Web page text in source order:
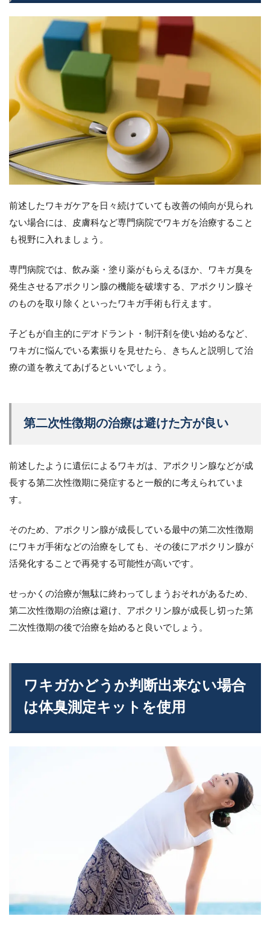
前述したワキガケアを日々続けていても改善の傾向が見られ
ない場合には、皮膚科など専門病院でワキガを治療すること
も視野に入れましょう。
専門病院では、飲み薬・塗り薬がもらえるほか、ワキガ臭を
発生させるアポクリン腺の機能を破壊する、アポクリン腺そ
のものを取り除くといったワキガ手術も行えます。
子どもが自主的にデオドラント・制汗剤を使い始めるなど、
ワキガに悩んでいる素振りを見せたら、きちんと説明して治
療の道を教えてあげるといいでしょう。
第二次性徴期の治療は避けた方が良い
前述したように遺伝によるワキガは、アポクリン腺などが成
長する第二次性徴期に発症すると一般的に考えられていま
す。
そのため、アポクリン腺が成長している最中の第二次性徴期
にワキガ手術などの治療をしても、その後にアポクリン腺が
活発化することで再発する可能性が高いです。
せっかくの治療が無駄に終わってしまうおそれがあるため、
第二次性徴期の治療は避け、アポクリン腺が成長し切った第
二次性徴期の後で治療を始めると良いでしょう。
ワキガかどうか判断出来ない場合
は体臭測定キットを使用